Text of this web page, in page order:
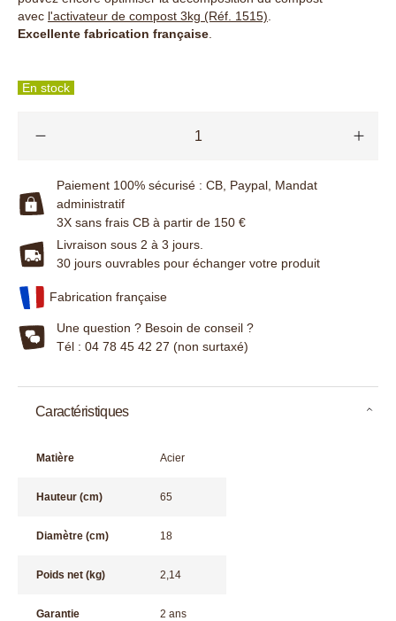
avec l'activateur de compost 3kg (Réf. 1515)
Excellente fabrication française
En stock
Paiement 100% sécurisé : CB, Paypal, Mandat
administratif
3X sans frais CB à partir de 150 €
Livraison sous 2 à 3 jours.
30 jours ouvrables pour échanger votre produit
Fabrication française
Une question ? Besoin de conseil ?
Tél : 04 78 45 42 27 (non surtaxé)
Caractéristiques
Matière Acier
Hauteur (cm) 65
Diamètre (cm) 18
Poids net (kg) 2,14
Garantie 2 ans